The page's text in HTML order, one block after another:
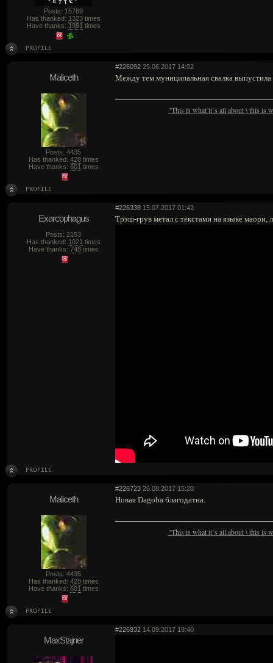
Posts: 15769
Has thanked: 1323times
Have thanks: 1981 times
#226092 25.06.2017 14:02
Maliceth
Posts: 4435
Has thanked: 428times
Have thanks: 601 times
Между тем муниципальная свалка
"This is what it´s all about \ this is
#226338 15.07.2017 01:42
Exarcophagus
Posts: 2153
Has thanked: 1021 times
Have thanks: 748times
Трэш-грув метал с текстами на языке маори,
#226723 26.08.2017 15:20
Maliceth
Posts: 4435
Has thanked: 428times
Have thanks: 601 times
Новая Dagoba благодатна.
"This is what it´s all about \ this is
#226932 14.09.2017 19:40
MaxStajner